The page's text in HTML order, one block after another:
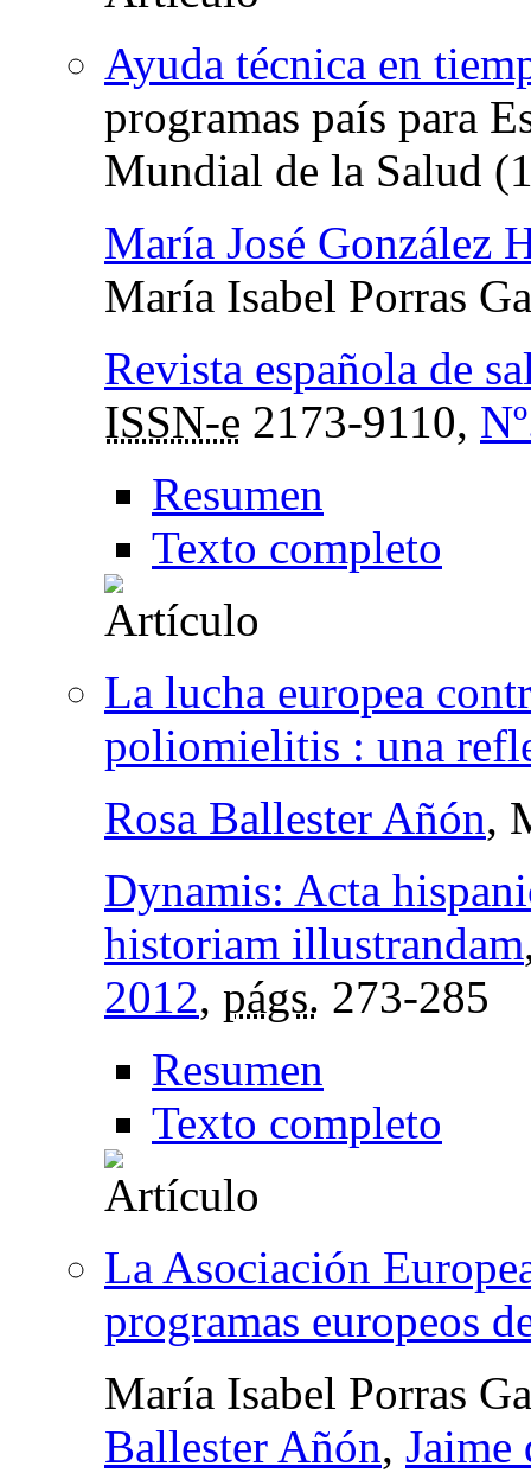
Ayuda técnica en
programas país para
Mundial de la Salud
María José González
María Isabel Porras
Revista española de
ISSN-e 2173-9110,
Resumen
Texto completo
La lucha europea
poliomielitis : una
Rosa Ballester Añón,
Dynamis: Acta
historiam illustrandam
2012, págs. 273-285
Resumen
Texto completo
La Asociación
programas europeos
María Isabel Porras
Ballester Añón, Jaime